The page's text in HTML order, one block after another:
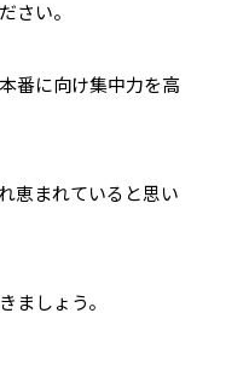
さい。
番に向け集中力を高
恵まれていると思い
ましょう。